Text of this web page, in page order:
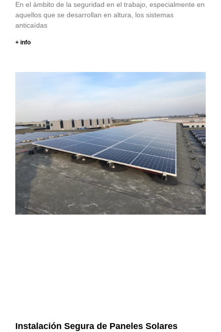
En el ámbito de la seguridad en el trabajo, especialmente en
aquellos que se desarrollan en altura, los sistemas
anticaídas
+ info
Instalación Segura de Paneles Solares